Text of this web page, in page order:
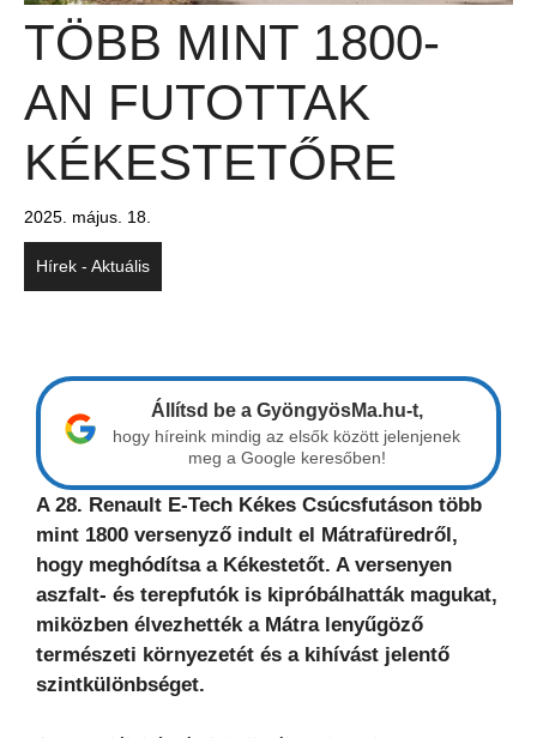
TÖBB MINT 1800-
AN FUTOTTAK
KÉKESTETŐRE
2025. május. 18.
Hírek - Aktuális
Állítsd be a GyöngyösMa.hu-t,
hogy híreink mindig az elsők között jelenjenek
meg a Google keresőben!
A 28. Renault E-Tech Kékes Csúcsfutáson több
mint 1800 versenyző indult el Mátrafüredről,
hogy meghódítsa a Kékestetőt. A versenyen
aszfalt- és terepfutók is kipróbálhatták magukat,
miközben élvezhették a Mátra lenyűgöző
természeti környezetét és a kihívást jelentő
szintkülönbséget.